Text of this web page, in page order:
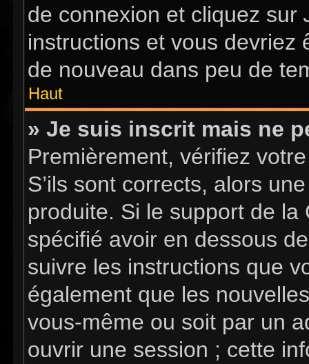
de connexion et cliquez sur
instructions et vous devriez
de nouveau dans peu de
Haut
» Je suis inscrit mais ne
Premièrement, vérifiez
S’ils sont corrects, alors
produite. Si le support de la
spécifié avoir en dessous
suivre les instructions que
également que les
vous-même ou soit par un
ouvrir une session ; cette